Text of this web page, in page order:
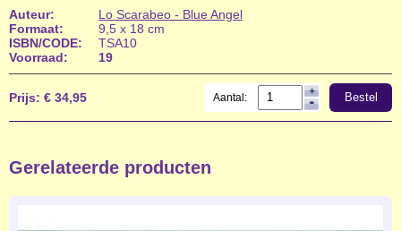
Auteur:
Lo Scarabeo - Blue Angel
Formaat:
9,5 x 18 cm
ISBN/CODE:
TSA10
Voorraad:
19
Prijs: € 34,95 Aantal: Bestel
Gerelateerde producten